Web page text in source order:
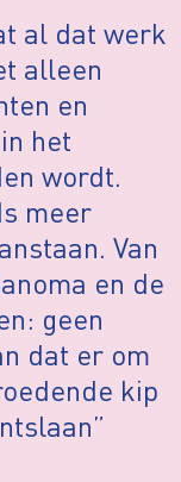
al dat werk
alleen
en
het
wordt.
meer
Van
en de
geen
dat er om
kip